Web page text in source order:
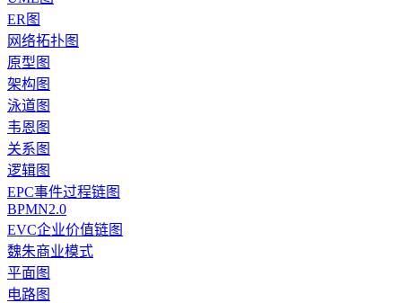
ER图
网络拓扑图
原型图
架构图
泳道图
韦恩图
关系图
逻辑图
EPC事件过程链图
BPMN2.0
EVC企业价值链图
魏朱商业模式
平面图
电路图